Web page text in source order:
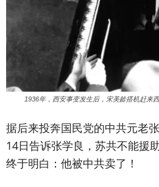
1936年，西安事变发生后，宋美龄搭机赶来
据后来投奔国民党的中共元老
14日告诉张学良，苏共不能援
终于明白：他被中共卖了！